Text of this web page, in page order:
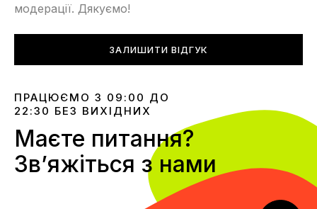
модерації. Дякуємо!
ЗАЛИШИТИ ВІДГУК
ПРАЦЮЄМО З 09:00 ДО
22:30 БЕЗ ВИХІДНИХ
Маєте питання?
Звʼяжіться з нами